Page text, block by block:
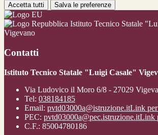
Accetta tutti Salva le preferenze
Istituto Tecnico Statale
Vigevano
Contatti
Istituto Tecnico Statale "Luigi Casale"
Via Ludovico il Moro 6/8 - 27029
Tel: 038184185
Email: pvtd03000a@istruzione.itLink
PEC: pvtd03000a@pec.istruzione.itLink
C.F.: 85004780186